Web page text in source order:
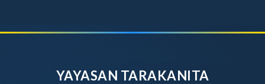
YAYASAN TARAKANITA